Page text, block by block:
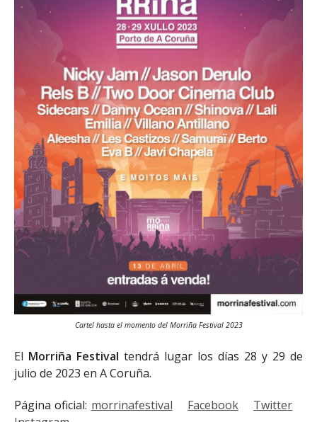
Cartel hasta el momento del Morriña Festival 2023
El Morriña Festival tendrá lugar los días 28 y 29 de
julio de 2023 en A Coruña.
Página oficial: morrinafestival Facebook
Twitter